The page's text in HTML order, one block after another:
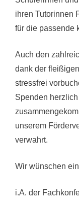
ihren Tutorinnen
für die passende
Auch den
dank der
stressfrei
Spenden
unserem
verwahrt.
Wir wünschen
i.A. der